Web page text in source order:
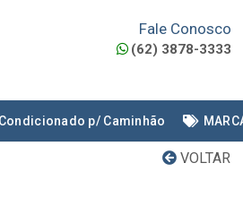
Fale Conosco
(62) 3878-3333
p/ Caminhão
VOLTAR